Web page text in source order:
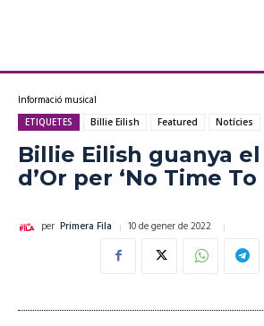
Informació musical
ETIQUETES Billie Eilish Featured Notícies
Billie Eilish guanya
d’Or per ‘No Time To
per Primera Fila 10 de gener de 2022